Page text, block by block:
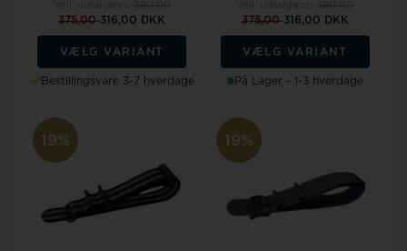
375,00316,00 DKK
VÆLG VARIANT
Bestillingsvare 3-7 hverdage
375,00316,00 DKK
VÆLG VARIANT
På Lager - 1-3 hverdage
19% 19%